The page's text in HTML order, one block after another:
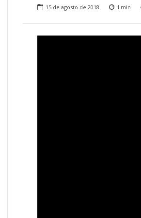
Ronaldo Laranjeira recebe prêmio ISAJE
15 de agosto de 2018 1 min